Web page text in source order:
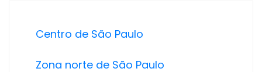
Centro de São Paulo
Zona norte de São Paulo